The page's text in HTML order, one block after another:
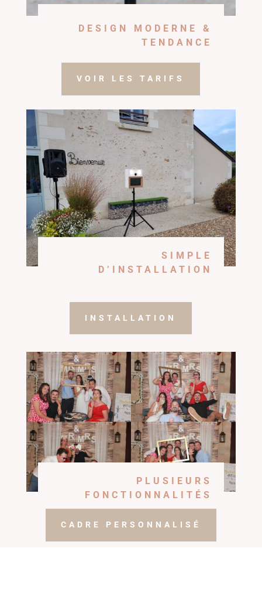
DESIGN MODERNE &
TENDANCE
VOIR LES TARIFS
SIMPLE
D’INSTALLATION
INSTALLATION
PLUSIEURS
FONCTIONNALITÉS
CADRE PERSONNALISÉ